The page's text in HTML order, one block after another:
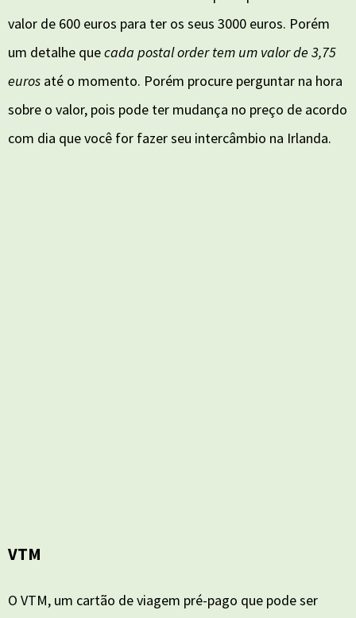
valor de 600 euros para ter os seus 3000 euros. Porém
um detalhe quecada postal order tem um valor de 3,75
euros até o momento. Porém procure perguntar na hora
sobre o valor, pois pode ter mudança no preço de acordo
com dia que você for fazer seu intercâmbio na Irlanda.
VTM
O VTM, um cartão de viagem pré-pago que pode ser